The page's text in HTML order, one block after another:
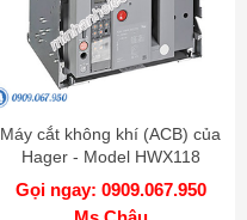
Máy cắt không khí (ACB) của
Hager - Model HWX118
Gọi ngay: 0909.067.950